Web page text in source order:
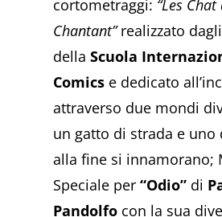
cortometraggi: “Les
Chantant”realizzato
dellaScuola
Comics e dedicato
attraverso due mondi
un gatto di strada e uno
alla fine si innamorano;
Speciale per“Odio” di
Pandolfo con la sua